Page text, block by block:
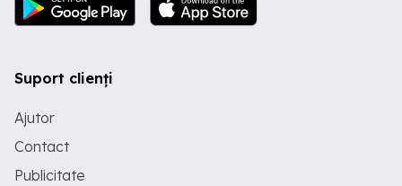
Suport clienți
Ajutor
Contact
Publicitate